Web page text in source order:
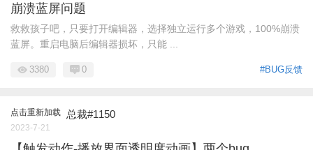
崩溃蓝屏问题
救救孩子吧，只要打开编辑器，选择独立运行多个游戏，100%崩溃
蓝屏。重启电脑后编辑器损坏，只能 ...
#BUG反馈
3380 0
点击重新加载 总裁#1150
2023-7-21